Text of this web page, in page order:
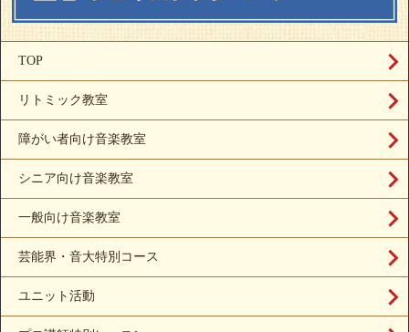
TOP
リトミック教室
障がい者向け音楽教室
シニア向け音楽教室
一般向け音楽教室
芸能界・音大特別コース
ユニット活動